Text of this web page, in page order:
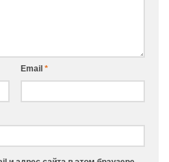
Email *